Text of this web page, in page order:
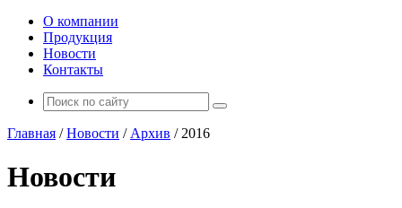
О компании
Продукция
Новости
Контакты
Главная /Новости / Архив / 2016
Новости